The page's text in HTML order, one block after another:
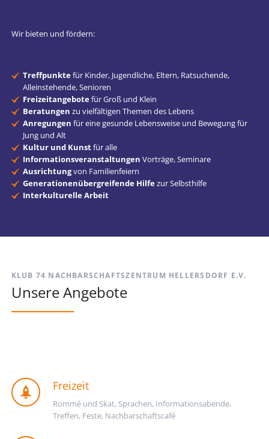
Wir bieten und fördern:
Treffpunktefür Kinder, Jugendliche, Eltern, Ratsuchende,
Alleinstehende, Senioren
Freizeitangebotefür Groß und Klein
Beratungen zu vielfältigen Themen des Lebens
Anregungen für eine gesunde Lebensweise und Bewegung für
Jung und Alt
Kultur und Kunstfür alle
Informationsveranstaltungen Vorträge, Seminare
Ausrichtungvon Familienfeiern
Generationenübergreifende Hilfezur Selbsthilfe
Interkulturelle Arbeit
KLUB 74 NACHBARSCHAFTSZENTRUM HELLERSDORF E.V.
Unsere Angebote
Freizeit
Rommé und Skat, Sprachen, Informationsabende,
Treffen, Feste, Nachbarschaftscafé